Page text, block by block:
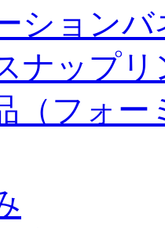
ションバ
ナップリ
（フォー